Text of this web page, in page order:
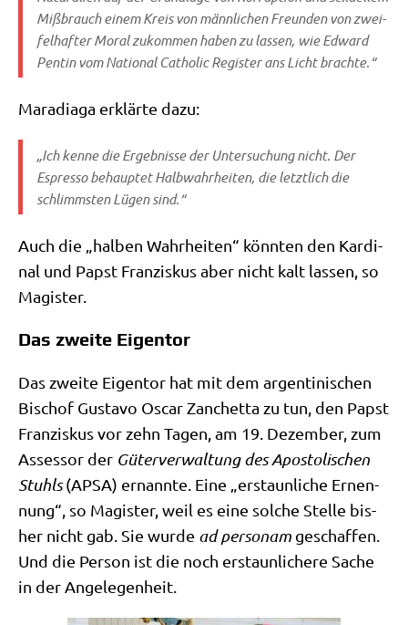
Miß­brauch einem Kreis von männ­li­chen Freun­den von zwei­
fel­haf­ter Moral zukom­men haben zu las­sen, wie Edward
Pen­tin vomNatio­nal Catho­lic Regi­sterans Licht brachte.“
Mara­dia­ga erklär­te dazu:
„Ich ken­ne die Ergeb­nis­se der Unter­su­chung nicht. Der
Espres­sobehaup­tet Halb­wahr­hei­ten, die letzt­lich die
schlimm­sten Lügen sind.“
Auch die „hal­ben Wahr­hei­ten“ könn­ten den Kar­di­
nal und Papst Fran­zis­kus aber nicht kalt las­sen, so
Magister.
Das zweite Eigentor
Das zwei­te Eigen­tor hat mit dem argen­ti­ni­schen
Bischof Gustavo Oscar Zan­chet­ta zu tun, den Papst
Fran­zis­kus vor zehn Tagen, am 19. Dezem­ber, zum
Asses­sor der Güter­ver­wal­tung des Apo­sto­li­schen
Stuhls(APSA) ernann­te. Eine „erstaun­li­che Ernen­
nung“, so Magi­ster, weil es eine sol­che Stel­le bis­
her nicht gab. Sie wur­de ad per­so­nam geschaf­fen.
Und die Per­son ist die noch erstaun­li­che­re Sache
in der Angelegenheit.